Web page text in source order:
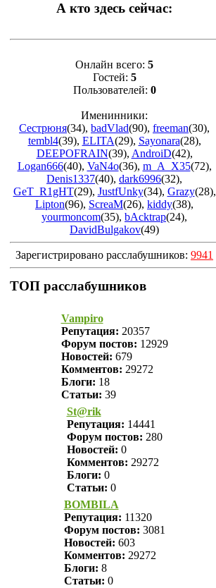
А кто здесь сейчас:
Онлайн всего: 5
Гостей: 5
Пользователей: 0
Именинники:
Сестрюня(34), badVlad(90), freeman(30),
tembl4(39), ELITA(29), Sayonara(28),
DEEPOFRAIN(39), AndroiD(42),
Logan666(40), VaN4o(36), m_A_X35(72),
Denis1337(40), dark6996(32),
GeT_R1gHT(29), JustfUnky(34), Grazy(28),
Lipton(96), ScreaM(26), kiddy(38),
yourmoncom(35), bAcktrap(24),
DavidBulgakov(49)
Зарегистрировано расслабушников: 9941
ТОП расслабушников
Vampiro
Репутация: 20357
Форум постов: 12929
Новостей: 679
Комментов: 29272
Блоги: 18
Статьи: 39
St@rik
Репутация: 14441
Форум постов: 280
Новостей: 0
Комментов: 29272
Блоги: 0
Статьи: 0
BOMBILA
Репутация: 11320
Форум постов: 3081
Новостей: 603
Комментов: 29272
Блоги: 8
Статьи: 0